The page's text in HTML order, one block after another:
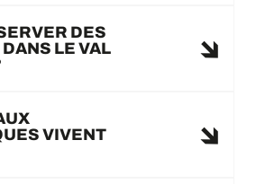
DES
LE VAL
VIVENT